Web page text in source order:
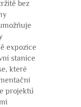
bez
expozice
stanice
které
projektů